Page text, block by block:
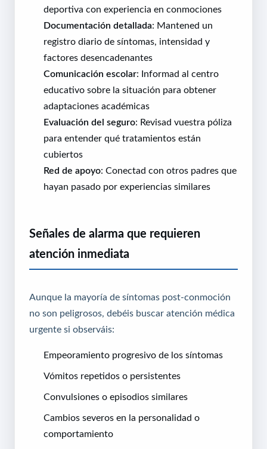
deportiva con experiencia en conmociones
Documentación detallada: Mantened un
registro diario de síntomas, intensidad y
factores desencadenantes
Comunicación escolar: Informad al centro
educativo sobre la situación para obtener
adaptaciones académicas
Evaluación del seguro: Revisad vuestra póliza
para entender qué tratamientos están
cubiertos
Red de apoyo: Conectad con otros padres que
hayan pasado por experiencias similares
Señales de alarma que requieren
atención inmediata
Aunque la mayoría de síntomas post-conmoción
no son peligrosos, debéis buscar atención médica
urgente si observáis:
Empeoramiento progresivo de los síntomas
Vómitos repetidos o persistentes
Convulsiones o episodios similares
Cambios severos en la personalidad o
comportamiento